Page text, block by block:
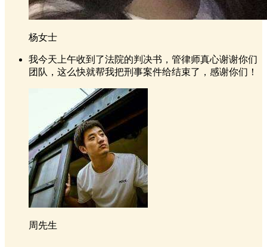
杨女士
我今天上午收到了法院的判决书，管律师真心谢谢你们
团队，这么快就帮我把刑事案件给结束了，感谢你们！
周先生